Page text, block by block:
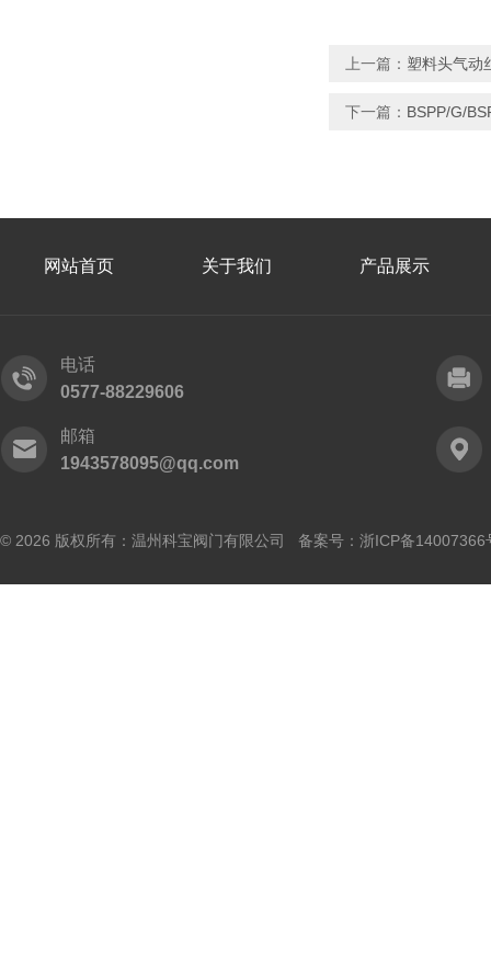
上一篇： 塑料头气动
下一篇： BSPP/G/
网站首页 关于我们 产品展示
电话
0577-88229606
邮箱
1943578095@qq.com
© 2026 版权所有：温州科宝阀门有限公司 备案号： 浙ICP备14007366